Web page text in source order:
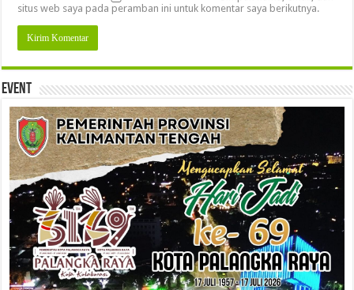
situs web saya pada peramban ini untuk komentar saya berikutnya.
Event